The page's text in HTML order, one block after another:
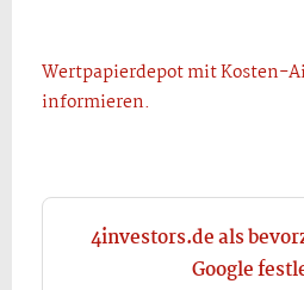
Wertpapierdepot mit Kosten-
informieren.
4investors.de als
Google